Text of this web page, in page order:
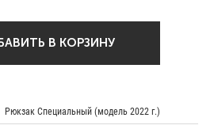
В КОРЗИНУ
Рюкзак Специальный (модель 2022 г.)